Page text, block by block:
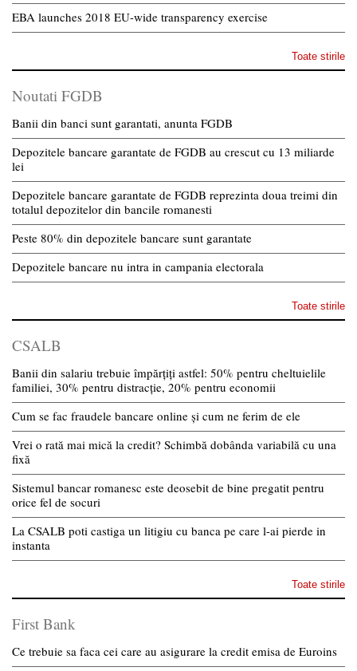
EBA launches 2018 EU-wide transparency exercise
Toate stirile
Noutati FGDB
Banii din banci sunt garantati, anunta FGDB
Depozitele bancare garantate de FGDB au crescut cu 13 miliarde
lei
Depozitele bancare garantate de FGDB reprezinta doua treimi din
totalul depozitelor din bancile romanesti
Peste 80% din depozitele bancare sunt garantate
Depozitele bancare nu intra in campania electorala
Toate stirile
CSALB
Banii din salariu trebuie împărțiți astfel: 50% pentru cheltuielile
familiei, 30% pentru distracție, 20% pentru economii
Cum se fac fraudele bancare online și cum ne ferim de ele
Vrei o rată mai mică la credit? Schimbă dobânda variabilă cu una
fixă
Sistemul bancar romanesc este deosebit de bine pregatit pentru
orice fel de socuri
La CSALB poti castiga un litigiu cu banca pe care l-ai pierde in
instanta
Toate stirile
First Bank
Ce trebuie sa faca cei care au asigurare la credit emisa de Euroins